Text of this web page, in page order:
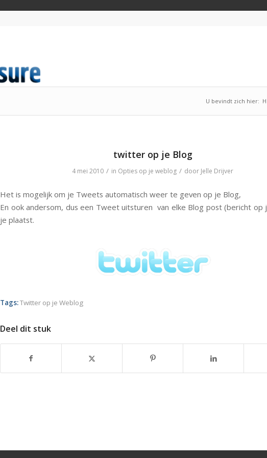
U bevindt zich hier:
twitter op je Blog
4 mei 2010 / in Opties op je weblog / door Jelle Drijver
Het is mogelijk om je Tweets automatisch weer te geven op je Blog,
En ook andersom, dus een Tweet uitsturen van elke Blog post (bericht op
je plaatst.
Tags:Twitter op je Weblog
Deel dit stuk